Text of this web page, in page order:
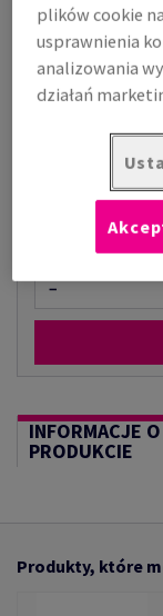
Zobacz dane
Cena z
396,66 zł
W MAGAZYNIE
−
INFORMACJE O
PRODUKCIE
Produkty, które
plików cookie
usprawnienia
analizowania
działań